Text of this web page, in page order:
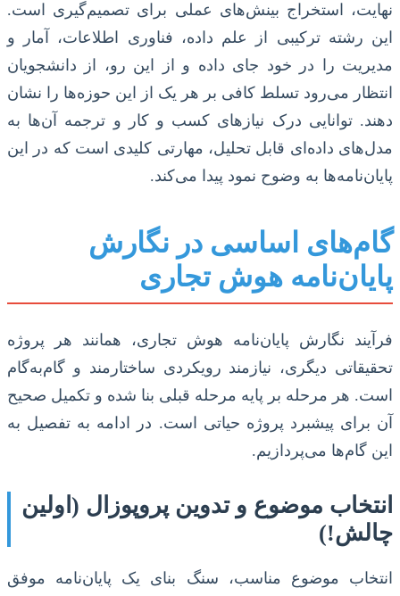
نهایت، استخراج بینش‌های عملی برای تصمیم‌گیری است.
این رشته ترکیبی از علم داده، فناوری اطلاعات، آمار و
مدیریت را در خود جای داده و از این رو، از دانشجویان
انتظار می‌رود تسلط کافی بر هر یک از این حوزه‌ها را نشان
دهند. توانایی درک نیازهای کسب و کار و ترجمه آن‌ها به
مدل‌های داده‌ای قابل تحلیل، مهارتی کلیدی است که در این
پایان‌نامه‌ها به وضوح نمود پیدا می‌کند.
گام‌های اساسی در نگارش
پایان‌نامه هوش تجاری
فرآیند نگارش پایان‌نامه هوش تجاری، همانند هر پروژه
تحقیقاتی دیگری، نیازمند رویکردی ساختارمند و گام‌به‌گام
است. هر مرحله بر پایه مرحله قبلی بنا شده و تکمیل صحیح
آن برای پیشبرد پروژه حیاتی است. در ادامه به تفصیل به
این گام‌ها می‌پردازیم.
انتخاب موضوع و تدوین پروپوزال (اولین
چالش!)
انتخاب موضوع مناسب، سنگ بنای یک پایان‌نامه موفق